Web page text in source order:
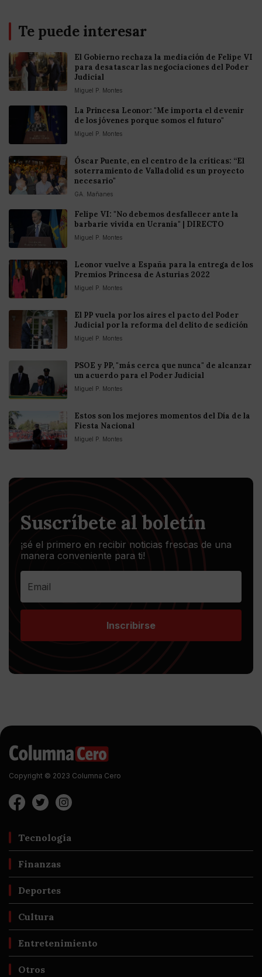
Te puede interesar
El Gobierno rechaza la mediación de Felipe VI
para desatascar las negociaciones del Poder
Judicial
Miguel P. Montes
La Princesa Leonor: "Me importa el devenir
de los jóvenes porque somos el futuro"
Miguel P. Montes
Óscar Puente, en el centro de la críticas: “El
soterramiento de Valladolid es un proyecto
necesario"
GA. Mañanes
Felipe VI: "No debemos desfallecer ante la
barbarie vivida en Ucrania" | DIRECTO
Miguel P. Montes
Leonor vuelve a España para la entrega de los
Premios Princesa de Asturias 2022
Miguel P. Montes
El PP vuela por los aires el pacto del Poder
Judicial por la reforma del delito de sedición
Miguel P. Montes
PSOE y PP, "más cerca que nunca" de alcanzar
un acuerdo para el Poder Judicial
Miguel P. Montes
Estos son los mejores momentos del Día de la
Fiesta Nacional
Miguel P. Montes
Suscríbete al boletín
¡sé el primero en recibir noticias frescas de una
manera conveniente para ti!
Inscribirse
Copyright © 2023 Columna Cero
Tecnología
Finanzas
Deportes
Cultura
Entretenimiento
Otros